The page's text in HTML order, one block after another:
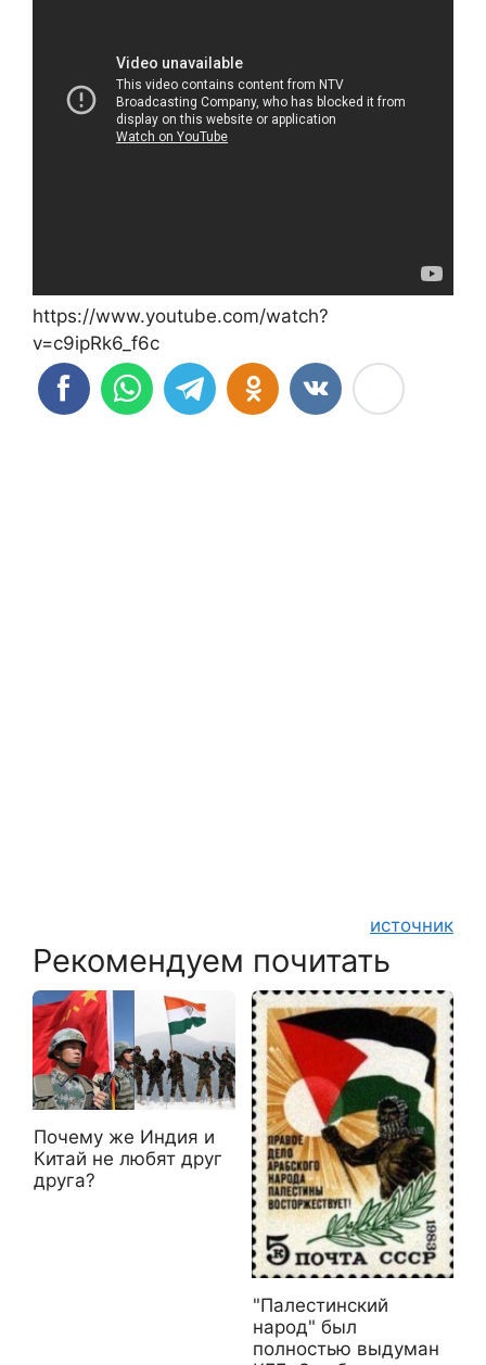
https://www.youtube.com/watch?
v=c9ipRk6_f6c
источник
Рекомендуем почитать
Почему же Индия и
Китай не любят друг
друга?
"Палестинский
народ" был
полностью выдуман